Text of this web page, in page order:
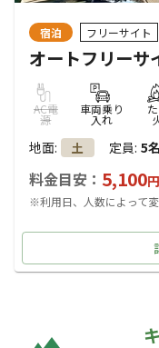
宿泊 フリーサイト
オートフリーサ
AC電
源
車両乗り
入れ
地面: 土 定員: 5名
料金目安： 5,100
※利用日、人数によって変